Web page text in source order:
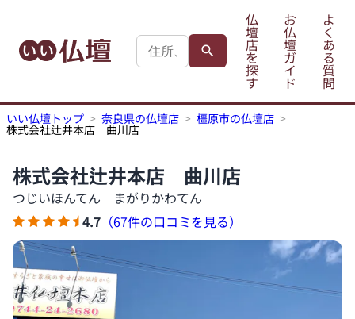
仏
壇
店
を
探
す
お
仏
壇
ガ
イ
ド
よ
く
あ
る
質
問
いい仏壇トップ 奈良県の仏壇店 橿原市の仏壇店
株式会社辻井本店 曲川店
株式会社辻井本店 曲川店
つじいほんてん まがりかわてん
4.7 （67件の口コミを見る）